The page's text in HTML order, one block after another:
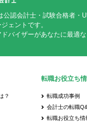
公認会計士・試験合格者・
ェントです。
バイザーがあなたに最適
？
転職お役立ち
転職成功事例
会計士の転職
転職お役立ち情